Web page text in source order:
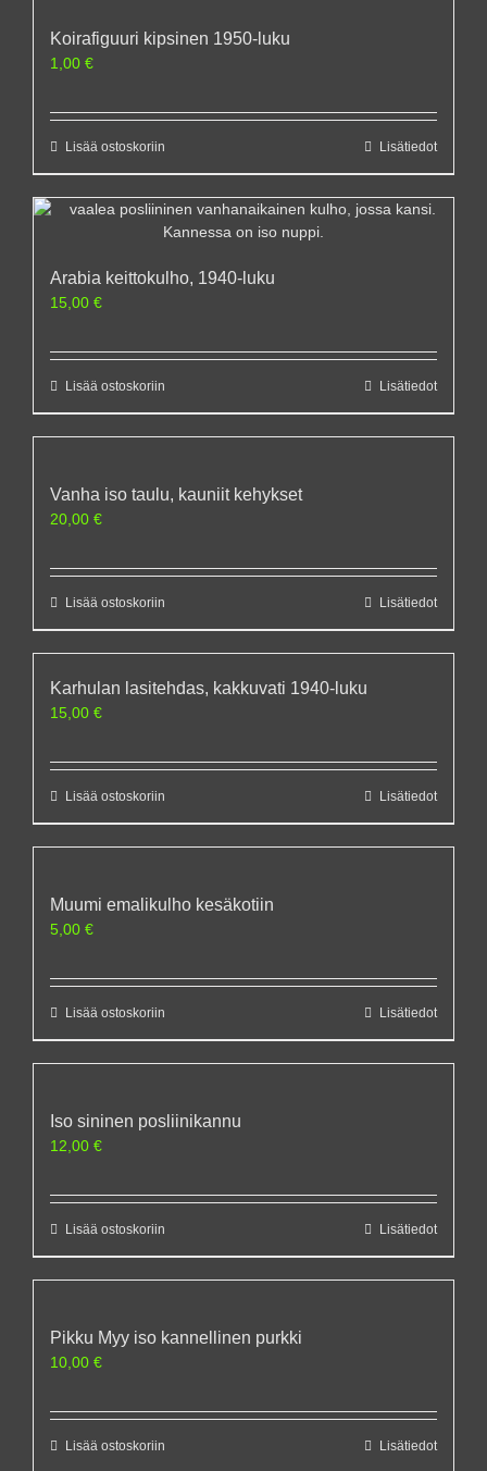
Koirafiguuri kipsinen 1950-luku
1,00 €
Lisää ostoskoriin Lisätiedot
Arabia keittokulho, 1940-luku
15,00 €
Lisää ostoskoriin Lisätiedot
Vanha iso taulu, kauniit kehykset
20,00 €
Lisää ostoskoriin Lisätiedot
Karhulan lasitehdas, kakkuvati 1940-luku
15,00 €
Lisää ostoskoriin Lisätiedot
Muumi emalikulho kesäkotiin
5,00 €
Lisää ostoskoriin Lisätiedot
Iso sininen posliinikannu
12,00 €
Lisää ostoskoriin Lisätiedot
Pikku Myy iso kannellinen purkki
10,00 €
Lisää ostoskoriin Lisätiedot